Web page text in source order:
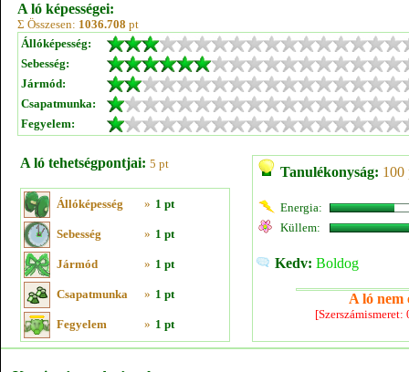
A ló képességei:
Σ Összesen: 1036.708 pt
Állóképesség:
Sebesség:
Jármód:
Csapatmunka:
Fegyelem:
A ló tehetségpontjai: 5 pt
Állóképesség » 1 pt
Sebesség » 1 pt
Jármód » 1 pt
Csapatmunka » 1 pt
Fegyelem » 1 pt
Tanulékonyság: 100
Energia:
Küllem:
Kedv: Boldog
A ló nem